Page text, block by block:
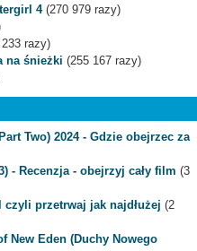
4(270 979 razy)
razy)
na śnieżki (255 167 razy)
Two) 2024 - Gdzie obejrzec za
- Recenzja - obejrzyj cały film (3
czyli przetrwaj jak najdłużej (2
New Eden (Duchy Nowego